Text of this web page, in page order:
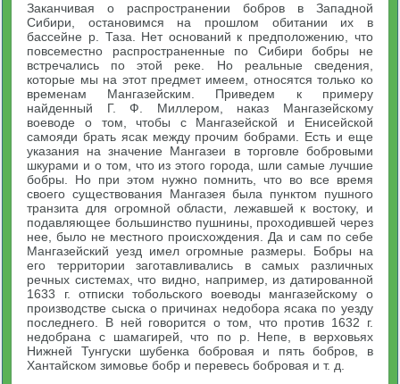
Заканчивая о распространении бобров в Западной
Сибири, остановимся на прошлом обитании их в
бассейне р. Таза. Нет оснований к предположению, что
повсеместно распространенные по Сибири бобры не
встречались по этой реке. Но реальные сведения,
которые мы на этот предмет имеем, относятся только ко
временам Мангазейским. Приведем к примеру
найденный Г. Ф. Миллером, наказ Мангазейскому
воеводе о том, чтобы с Мангазейской и Енисейской
самояди брать ясак между прочим бобрами. Есть и еще
указания на значение Мангазеи в торговле бобровыми
шкурами и о том, что из этого города, шли самые лучшие
бобры. Но при этом нужно помнить, что во все время
своего существования Мангазея была пунктом пушного
транзита для огромной области, лежавшей к востоку, и
подавляющее большинство пушнины, проходившей через
нее, было не местного происхождения. Да и сам по себе
Мангазейский уезд имел огромные размеры. Бобры на
его территории заготавливались в самых различных
речных системах, что видно, например, из датированной
1633 г. отписки тобольского воеводы мангазейскому о
производстве сыска о причинах недобора ясака по уезду
последнего. В ней говорится о том, что против 1632 г.
недобрана с шамагирей, что по р. Непе, в верховьях
Нижней Тунгуски шубенка бобровая и пять бобров, в
Хантайском зимовье бобр и перевесь бобровая и т. д.